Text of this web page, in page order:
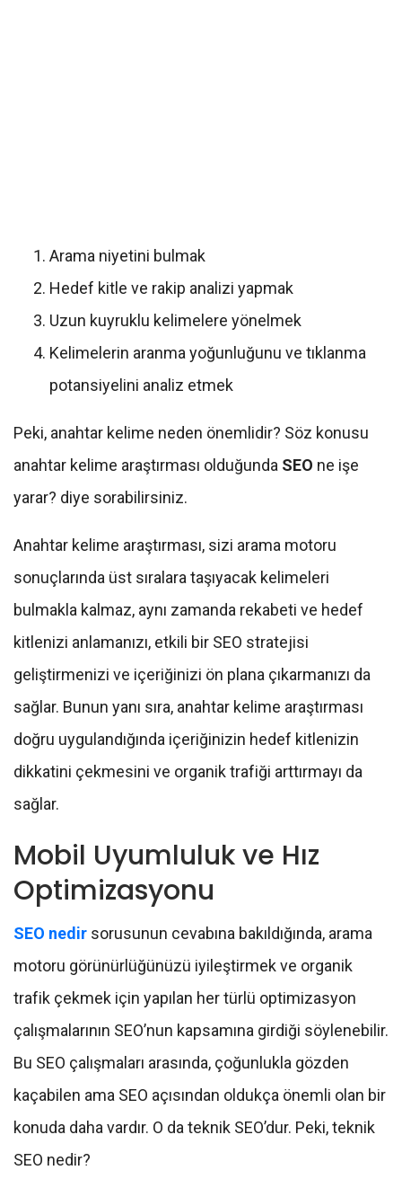
Arama niyetini bulmak
Hedef kitle ve rakip analizi yapmak
Uzun kuyruklu kelimelere yönelmek
Kelimelerin aranma yoğunluğunu ve tıklanma
potansiyelini analiz etmek
Peki, anahtar kelime neden önemlidir? Söz konusu
anahtar kelime araştırması olduğunda SEO ne işe
yarar? diye sorabilirsiniz.
Anahtar kelime araştırması, sizi arama motoru
sonuçlarında üst sıralara taşıyacak kelimeleri
bulmakla kalmaz, aynı zamanda rekabeti ve hedef
kitlenizi anlamanızı, etkili bir SEO stratejisi
geliştirmenizi ve içeriğinizi ön plana çıkarmanızı da
sağlar. Bunun yanı sıra, anahtar kelime araştırması
doğru uygulandığında içeriğinizin hedef kitlenizin
dikkatini çekmesini ve organik trafiği arttırmayı da
sağlar.
Mobil Uyumluluk ve Hız
Optimizasyonu
SEO nedir sorusunun cevabına bakıldığında, arama
motoru görünürlüğünüzü iyileştirmek ve organik
trafik çekmek için yapılan her türlü optimizasyon
çalışmalarının SEO’nun kapsamına girdiği söylenebilir.
Bu SEO çalışmaları arasında, çoğunlukla gözden
kaçabilen ama SEO açısından oldukça önemli olan bir
konuda daha vardır. O da teknik SEO’dur. Peki, teknik
SEO nedir?